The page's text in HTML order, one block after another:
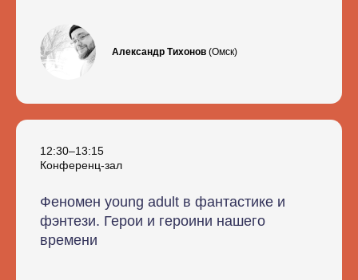
Александр Тихонов (Омск)
12:30–13:15
Конференц-зал
Феномен young adult в фантастике и
фэнтези. Герои и героини нашего
времени